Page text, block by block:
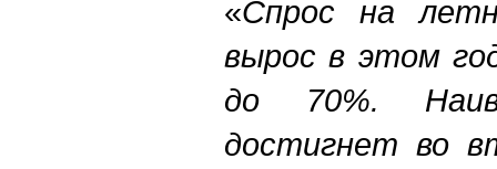
«Спрос на
вырос в этом
до 70%.
достигнет во